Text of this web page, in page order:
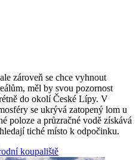
zároveň se chce vyhnout
měl by svou pozornost
do okolí České Lípy. V
se ukrývá zatopený lom u
poloze a průzračné vodě získává
tiché místo k odpočinku.
koupaliště